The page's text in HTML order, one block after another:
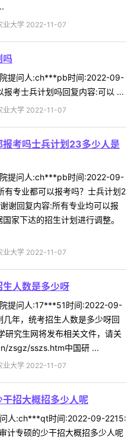
业大学 2022-11-07
吗
提问人:ch***pb时间:2022-09-
考士兵计划吗回复内容:可以 ...
业大学 2022-11-07
考吗士兵计划23多少人是
提问人:ch***pb时间:2022-09-
专业都可以报考吗？士兵计划2
谢回复内容:所有专业均可以报
家下达的招生计划进行调整。
业大学 2022-11-07
人数是多少呀
提问人:17***51时间:2022-09-
年，统考招生人数是多少呀回
研究生网将发布相关文件，请关
zsgz/sszs.htm中国研 ...
业大学 2022-11-07
招大概招多少人呢
人:ch***qt时间:2022-09-2215:
计专硕的少干招大概招多少人呢